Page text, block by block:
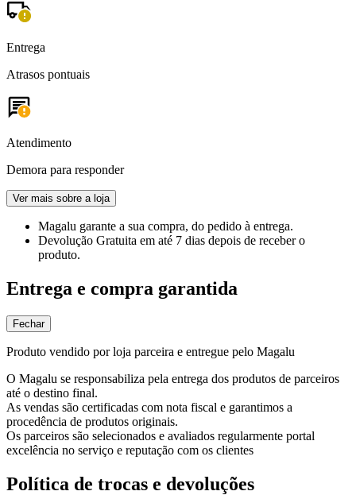
Entrega
Atrasos pontuais
Atendimento
Demora para responder
Ver mais sobre a loja
Magalu garante a sua compra, do pedido à entrega.
Devolução Gratuita em até 7 dias depois de receber o
produto.
Entrega e compra garantida
Fechar
Produto vendido por loja parceira e entregue pelo Magalu
O Magalu se responsabiliza pela entrega dos produtos de parceiros
até o destino final.
As vendas são certificadas com nota fiscal e garantimos a
procedência de produtos originais.
Os parceiros são selecionados e avaliados regularmente portal
excelência no serviço e reputação com os clientes
Política de trocas e devoluções